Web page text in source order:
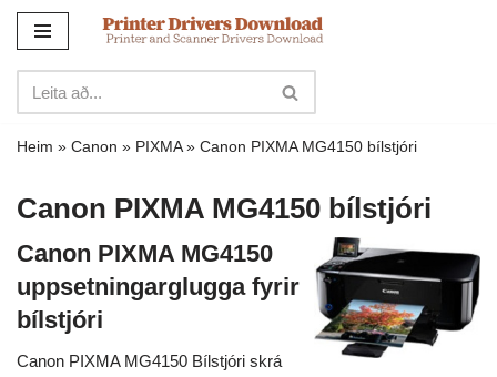
yfir
í
innihald
Heim » Canon » PIXMA» Canon PIXMA MG4150 bílstjóri
Canon PIXMA MG4150 bílstjóri
Canon PIXMA MG4150
uppsetningarglugga fyrir
bílstjóri
Canon PIXMA MG4150 Bílstjóri skrá